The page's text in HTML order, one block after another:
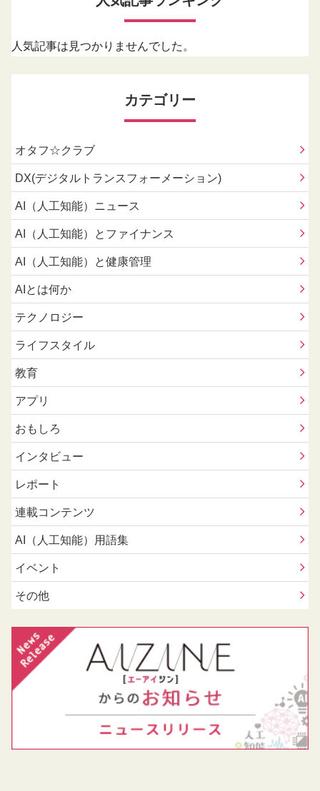
人気記事は見つかりませんでした。
カテゴリー
オタフ☆クラブ
DX(デジタルトランスフォーメーション)
AI（人工知能）ニュース
AI（人工知能）とファイナンス
AI（人工知能）と健康管理
AIとは何か
テクノロジー
ライフスタイル
教育
アプリ
おもしろ
インタビュー
レポート
連載コンテンツ
AI（人工知能）用語集
イベント
その他